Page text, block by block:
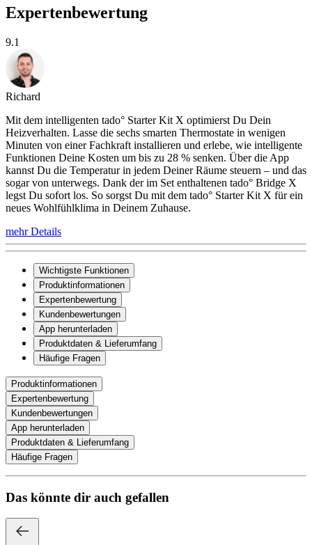
Expertenbewertung
9.1
Richard
Mit dem intelligenten tado° Starter Kit X optimierst Du Dein
Heizverhalten. Lasse die sechs smarten Thermostate in wenigen
Minuten von einer Fachkraft installieren und erlebe, wie intelligente
Funktionen Deine Kosten um bis zu 28 % senken. Über die App
kannst Du die Temperatur in jedem Deiner Räume steuern – und das
sogar von unterwegs. Dank der im Set enthaltenen tado° Bridge X
legst Du sofort los. So sorgst Du mit dem tado° Starter Kit X für ein
neues Wohlfühlklima in Deinem Zuhause.
mehr Details
Wichtigste Funktionen
Produktinformationen
Expertenbewertung
Kundenbewertungen
App herunterladen
Produktdaten & Lieferumfang
Häufige Fragen
Produktinformationen
Expertenbewertung
Kundenbewertungen
App herunterladen
Produktdaten & Lieferumfang
Häufige Fragen
Das könnte dir auch gefallen